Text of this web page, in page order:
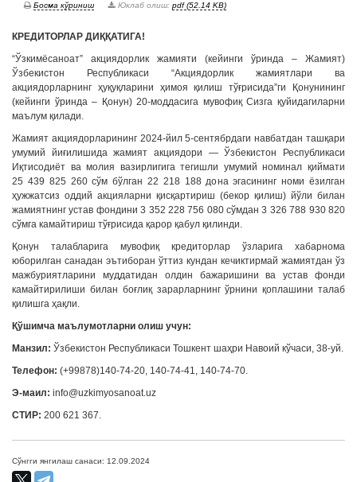
Босма кўриниш Юклаб олиш: pdf (52.14 KB)
КРEДИТОРЛАР ДИҚҚАТИГА!
“Ўзкимёсаноат” акциядорлик жамияти (кейинги ўринда – Жамият)
Ўзбекистон Республикаси “Акциядорлик жамиятлари ва
акциядорларнинг ҳуқуқларини ҳимоя қилиш тўғрисида”ги Қонунининг
(кейинги ўринда – Қонун) 20-моддасига мувофиқ Сизга қуйидагиларни
маълум қилади.
Жамият акциядорларининг 2024-йил 5-сентябрдаги навбатдан ташқари
умумий йиғилишида жамият акциядори — Ўзбекистон Республикаси
Иқтисодиёт ва молия вазирлигига тегишли умумий номинал қиймати
25 439 825 260 сўм бўлган 22 218 188 дона эгасининг номи ёзилган
ҳужжатсиз оддий акцияларни қисқартириш (бекор қилиш) йўли билан
жамиятнинг устав фондини 3 352 228 756 080 сўмдан 3 326 788 930 820
сўмга камайтириш тўғрисида қарор қабул қилинди.
Қонун талабларига мувофиқ кредиторлар ўзларига хабарнома
юборилган санадан эътиборан ўттиз кундан кечиктирмай жамиятдан ўз
мажбуриятларини муддатидан олдин бажаришини ва устав фонди
камайтирилиши билан боғлиқ зарарларнинг ўрнини қоплашини талаб
қилишга ҳақли.
Қўшимча маълумотларни олиш учун:
Манзил: Ўзбекистон Республикаси Тошкент шаҳри Навоий кўчаси, 38-уй.
Телефон: (+99878)140-74-20, 140-74-41, 140-74-70.
Э-маил: info@uzkimyosanoat.uz
СТИР: 200 621 367.
Сўнгги янгилаш санаси: 12.09.2024